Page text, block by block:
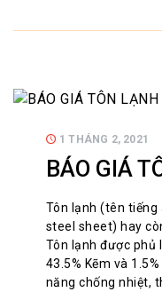
1 THÁNG 2, 2021
BÁO GIÁ
Tôn lạnh (tên
steel sheet) hay
Tôn lạnh được phủ
43.5% Kẽm và
năng chống nhiệt,